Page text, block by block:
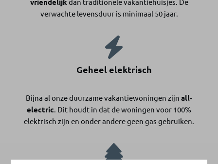
vriendelijk
verwachte levensduur is minimaal 50 jaar.
Geheel elektrisch
Bijna al onze duurzame vakantiewoningen zijn all-
electric. Dit houdt in dat de woningen voor 100%
elektrisch zijn en onder andere geen gas gebruiken.